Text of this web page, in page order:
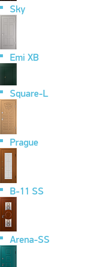
Sky
Emi XB
Square-L
Prague
B-11 SS
Arena-SS